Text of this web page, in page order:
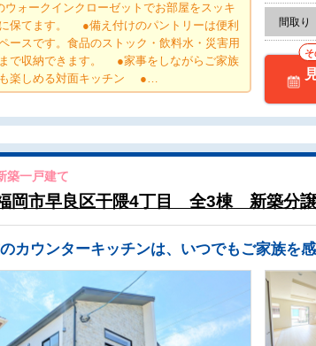
ウォークインクローゼットでお部屋をスッキ
保てます。 ●備え付けのパントリーは便利
ースです。食品のストック・飲料水・災害用
で収納できます。 ●家事をしながらご家族
も楽しめる対面キッチン ●…
間取り
そ
築一戸建て
岡市早良区干隈4丁目 全3棟 新築分